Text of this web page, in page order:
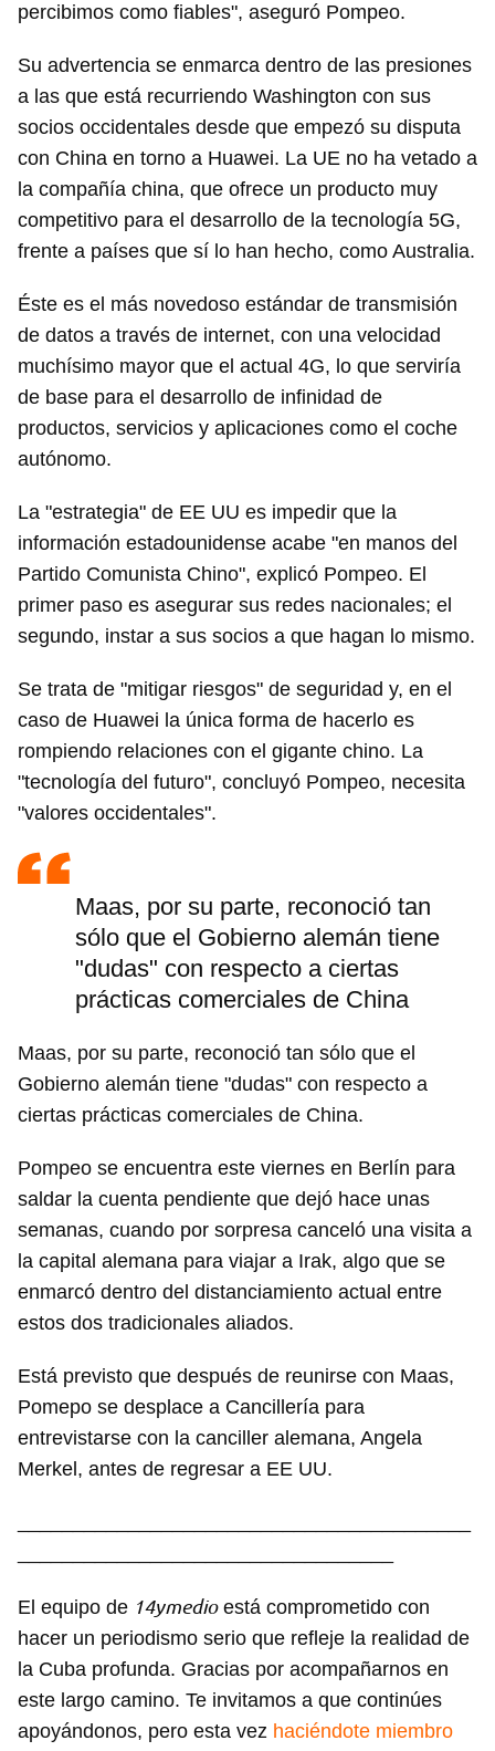
percibimos como fiables", aseguró Pompeo.
Su advertencia se enmarca dentro de las presiones
a las que está recurriendo Washington con sus
socios occidentales desde que empezó su disputa
con China en torno a Huawei. La UE no ha vetado a
la compañía china, que ofrece un producto muy
competitivo para el desarrollo de la tecnología 5G,
frente a países que sí lo han hecho, como Australia.
Éste es el más novedoso estándar de transmisión
de datos a través de internet, con una velocidad
muchísimo mayor que el actual 4G, lo que serviría
de base para el desarrollo de infinidad de
productos, servicios y aplicaciones como el coche
autónomo.
La "estrategia" de EE UU es impedir que la
información estadounidense acabe "en manos del
Partido Comunista Chino", explicó Pompeo. El
primer paso es asegurar sus redes nacionales; el
segundo, instar a sus socios a que hagan lo mismo.
Se trata de "mitigar riesgos" de seguridad y, en el
caso de Huawei la única forma de hacerlo es
rompiendo relaciones con el gigante chino. La
"tecnología del futuro", concluyó Pompeo, necesita
"valores occidentales".
Maas, por su parte, reconoció tan
sólo que el Gobierno alemán tiene
"dudas" con respecto a ciertas
prácticas comerciales de China
Maas, por su parte, reconoció tan sólo que el
Gobierno alemán tiene "dudas" con respecto a
ciertas prácticas comerciales de China.
Pompeo se encuentra este viernes en Berlín para
saldar la cuenta pendiente que dejó hace unas
semanas, cuando por sorpresa canceló una visita a
la capital alemana para viajar a Irak, algo que se
enmarcó dentro del distanciamiento actual entre
estos dos tradicionales aliados.
Está previsto que después de reunirse con Maas,
Pomepo se desplace a Cancillería para
entrevistarse con la canciller alemana, Angela
Merkel, antes de regresar a EE UU.
El equipo de 14ymedioestá comprometido con
hacer un periodismo serio que refleje la realidad de
la Cuba profunda. Gracias por acompañarnos en
este largo camino. Te invitamos a que continúes
apoyándonos, pero esta vez haciéndote miembro